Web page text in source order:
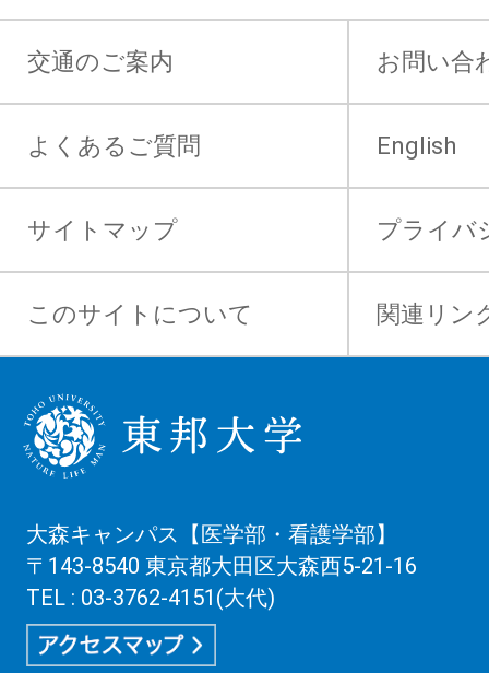
交通のご案内 お問い合
よくあるご質問 English
サイトマップ プライバ
このサイトについて 関連リン
大森キャンパス【医学部・看護学部】
〒143-8540 東京都大田区大森西5-21-16
TEL : 03-3762-4151(大代)